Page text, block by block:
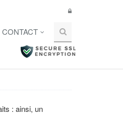
CONTACT
: ainsi, un